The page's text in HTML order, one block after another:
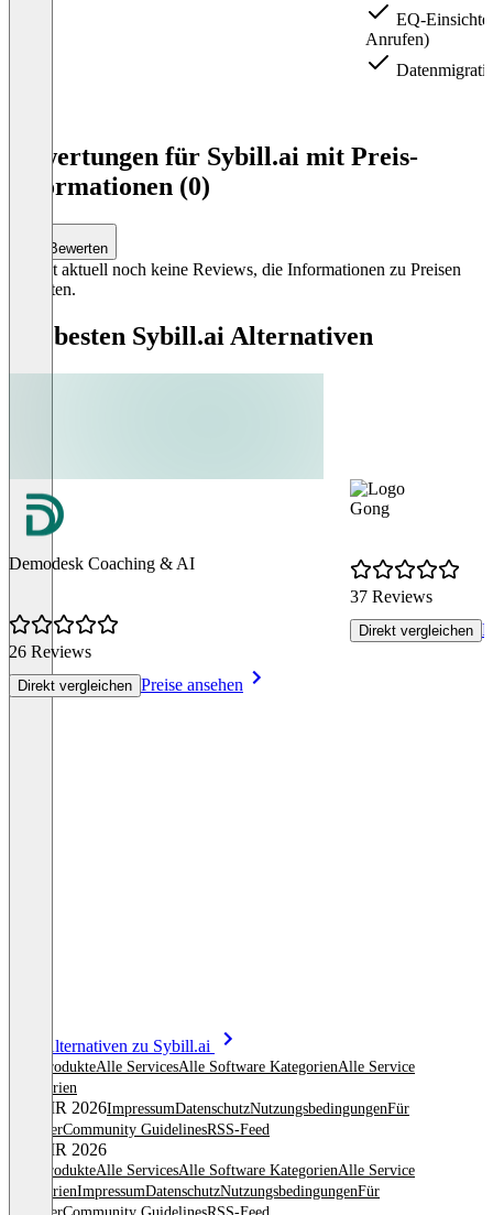
EQ-
Anrufen)
Bewertungen für Sybill.ai mit Preis-
Informationen (0)
Bewerten
Es gibt aktuell noch keine Reviews, die Informationen zu Preisen
enthalten.
Die besten Sybill.ai Alternativen
Demodesk Coaching & AI
26 Reviews
Direkt vergleichen Preise ansehen
Gong
37 Reviews
Direkt vergleichen
Alle Alternativen zu Sybill.ai
Alle ProdukteAlle ServicesAlle Software KategorienAlle Service
Kategorien
© OMR 2026ImpressumDatenschutzNutzungsbedingungenFür
AnbieterCommunity GuidelinesRSS-Feed
© OMR 2026
Alle ProdukteAlle ServicesAlle Software KategorienAlle Service
KategorienImpressumDatenschutzNutzungsbedingungenFür